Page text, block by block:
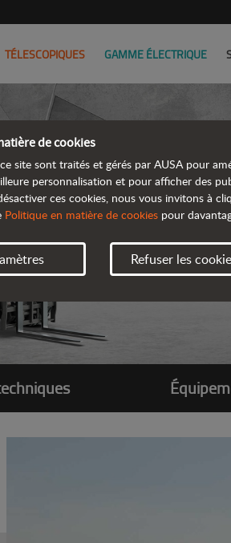
TÉLESCOPIQUES GAMME ÉLECTRIQUE
de cookies
site sont traités et gérés par AUSA pour
personnalisation et pour afficher des
ces cookies, nous vous invitons à
Politique en matière de cookies pour
Refuser les